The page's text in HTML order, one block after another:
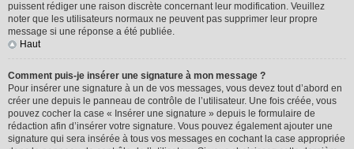
puissent rédiger une raison discrète concernant leur modification. Veuillez
noter que les utilisateurs normaux ne peuvent pas supprimer leur propre
message si une réponse a été publiée.
Haut
Comment puis-je insérer une signature à mon message ?
Pour insérer une signature à un de vos messages, vous devez tout d’abord en
créer une depuis le panneau de contrôle de l’utilisateur. Une fois créée, vous
pouvez cocher la case « Insérer une signature » depuis le formulaire de
rédaction afin d’insérer votre signature. Vous pouvez également ajouter une
signature qui sera insérée à tous vos messages en cochant la case appropriée